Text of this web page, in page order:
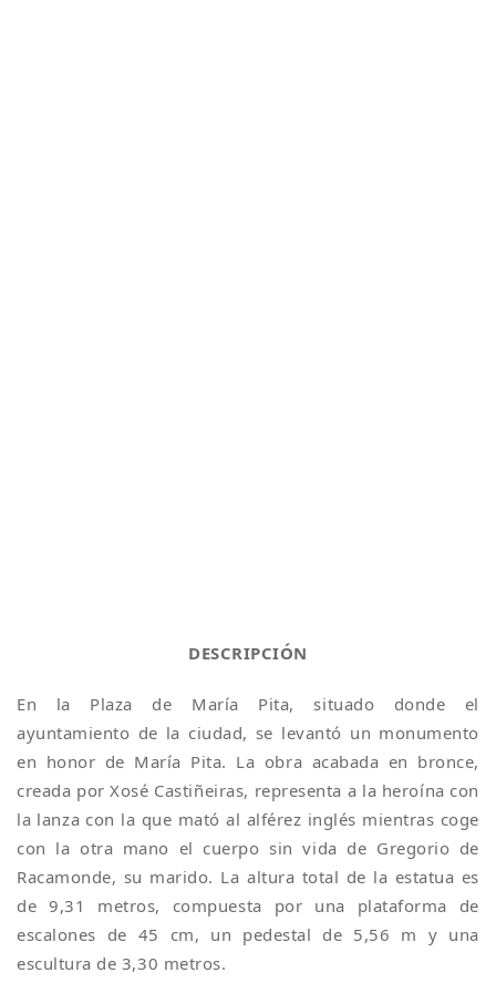
DESCRIPCIÓN
En la Plaza de María Pita, situado donde el
ayuntamiento de la ciudad, se levantó un monumento
en honor de María Pita. La obra acabada en bronce,
creada por Xosé Castiñeiras, representa a la heroína con
la lanza con la que mató al alférez inglés mientras coge
con la otra mano el cuerpo sin vida de Gregorio de
Racamonde, su marido. La altura total de la estatua es
de 9,31 metros, compuesta por una plataforma de
escalones de 45 cm, un pedestal de 5,56 m y una
escultura de 3,30 metros.